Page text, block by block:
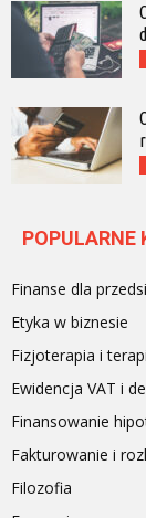
POPULARNE
Finanse dla
Etyka w biznesie
Fizjoterapia i
Ewidencja VAT i
Finansowanie
Fakturowanie i
Filozofia